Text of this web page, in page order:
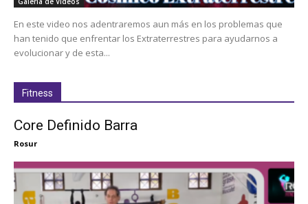
En este video nos adentraremos aun más en los problemas que
han tenido que enfrentar los Extraterrestres para ayudarnos a
evolucionar y de esta...
Fitness
Core Definido Barra
Rosur